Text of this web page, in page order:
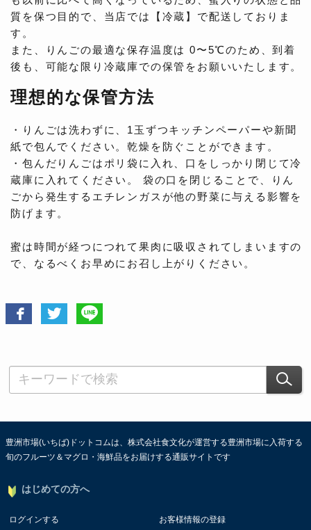
質を保つ目的で、当店では【冷蔵】で配送しておりま
す。
また、りんごの最適な保存温度は 0〜5℃のため、到着
後も、可能な限り冷蔵庫での保管をお願いいたします。
理想的な保管方法
・りんごは洗わずに、1玉ずつキッチンペーパーや新聞
紙で包んでください。乾燥を防ぐことができます。
・包んだりんごはポリ袋に入れ、口をしっかり閉じて冷
蔵庫に入れてください。 袋の口を閉じることで、りん
ごから発生するエチレンガスが他の野菜に与える影響を
防げます。
蜜は時間が経つにつれて果肉に吸収されてしまいますの
で、なるべくお早めにお召し上がりください。
豊洲市場(いちば)ドットコムは、株式会社食文化が運営する豊洲市場に入荷する
旬のフルーツ＆マグロ・海鮮品をお届けする通販サイトです
はじめての方へ
ログインする お客様情報の登録